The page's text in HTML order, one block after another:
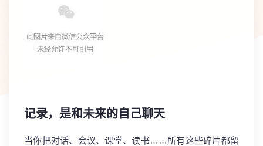
记录，是和未来的自己聊天
当你把对话、会议、课堂、读书……所有这些碎片都留